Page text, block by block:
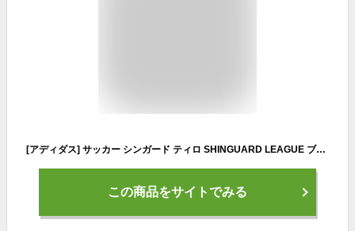
[アディダス] サッカー シンガード ティロ SHINGUARD LEAGUE ブラック/ゴールドメタリック/ホワイト (IP4000) L
この商品をサイトでみる